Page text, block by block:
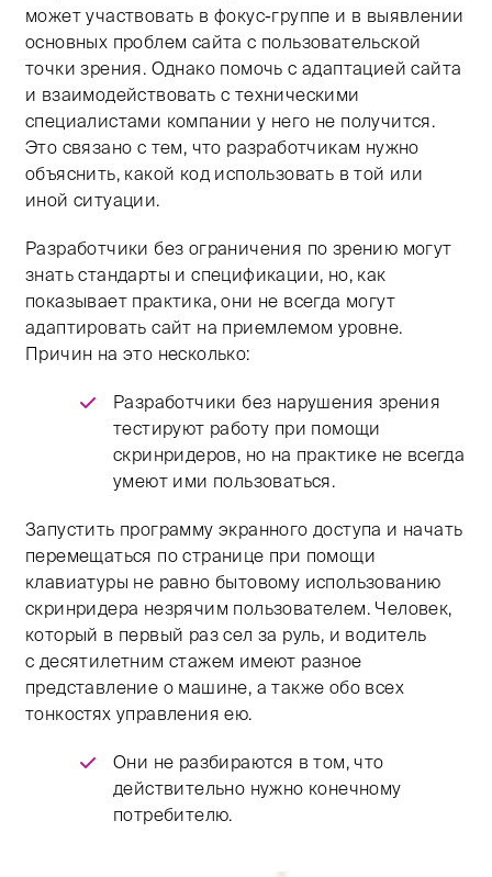
может участвовать в фокус-группе и в выявлении
основных проблем сайта с пользовательской
точки зрения. Однако помочь с адаптацией сайта
и взаимодействовать с техническими
специалистами компании у него не получится.
Это связано с тем, что разработчикам нужно
объяснить, какой код использовать в той или
иной ситуации.
Разработчики без ограничения по зрению могут
знать стандарты и спецификации, но, как
показывает практика, они не всегда могут
адаптировать сайт на приемлемом уровне.
Причин на это несколько:
Разработчики без нарушения зрения
тестируют работу при помощи
скринридеров, но на практике не всегда
умеют ими пользоваться.
Запустить программу экранного доступа и начать
перемещаться по странице при помощи
клавиатуры не равно бытовому использованию
скринридера незрячим пользователем. Человек,
который в первый раз сел за руль, и водитель
с десятилетним стажем имеют разное
представление о машине, а также обо всех
тонкостях управления ею.
Они не разбираются в том, что
действительно нужно конечному
потребителю.